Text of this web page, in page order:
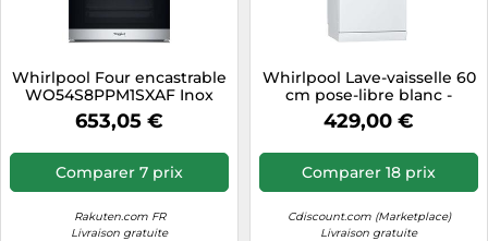
Whirlpool Four encastrable
WO54S8PPM1SXAF Inox
antitraces
653,05 €
Comparer 7 prix
Rakuten.com FR
Livraison gratuite
Whirlpool Lave-vaisselle 60
cm pose-libre blanc -
WFC3C42P -
429,00 €
Comparer 18 prix
Cdiscount.com (Marketplace)
Livraison gratuite